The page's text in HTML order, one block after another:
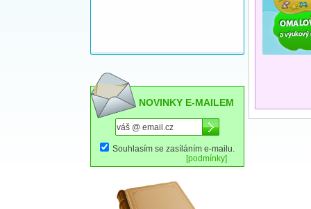
NOVINKY E-MAILEM
Souhlasím se zasíláním e-mailu.
[podmínky]